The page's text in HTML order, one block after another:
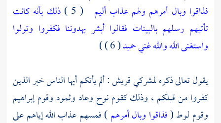
فذاقوا وبال أمرهم ولهم عذاب أليم
( 5 )
ذلك بأنه كانت
تأتيهم رسلهم بالبينات فقالوا أبشر يهدوننا فكفروا وتولوا
واستغنى الله والله غني حميد( 6 ) )
يقول تعالى ذكره لمشركيقريش: ألم يأتكم أيها الناس خبر الذين
كفروا من قبلكم ، وذلك كقومنوح وعادوثمودوقومإبراهيم
وقوم لوط(فذاقوا وبال أمرهم) فمسهم عذاب الله إياهم على